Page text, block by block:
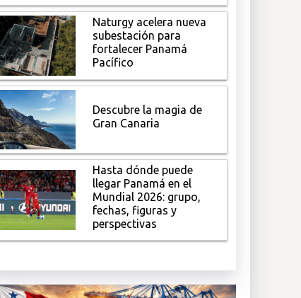
Naturgy acelera nueva
subestación para
fortalecer Panamá
Pacífico
Descubre la magia de
Gran Canaria
Hasta dónde puede
llegar Panamá en el
Mundial 2026: grupo,
fechas, figuras y
perspectivas